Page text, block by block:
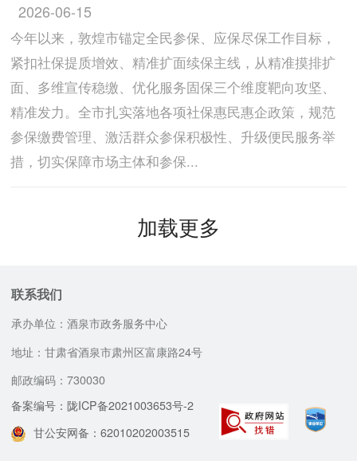
2026-06-15
今年以来，敦煌市锚定全民参保、应保尽保工作目标，
紧扣社保提质增效、精准扩面续保主线，从精准摸排扩
面、多维宣传稳缴、优化服务固保三个维度靶向攻坚、
精准发力。全市扎实落地各项社保惠民惠企政策，规范
参保缴费管理、激活群众参保积极性、升级便民服务举
措，切实保障市场主体和参保...
加载更多
联系我们
承办单位：酒泉市政务服务中心
地址：甘肃省酒泉市肃州区富康路24号
邮政编码：730030
备案编号：陇ICP备2021003653号-2
甘公安网备：62010202003515